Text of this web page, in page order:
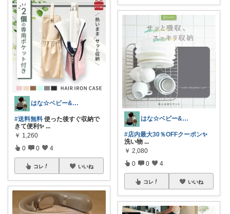
はな☆ベビー&キッズ
#送料無料 使った後すぐ収納で
きて便利✨ ...
￥ 1,260
0 0 4
コレ いいね
はな☆ベビー&キッズ
#店内最大30％OFFクーポン✨
洗い物 ...
￥ 2,080
0 0 4
コレ いいね